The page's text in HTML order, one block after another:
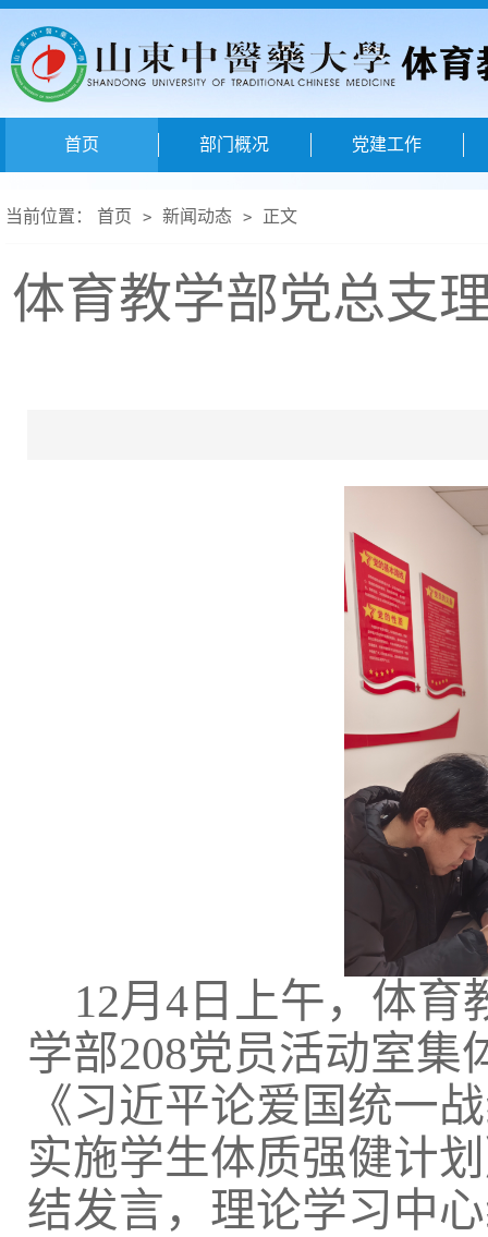
首页 部门概况 党建工作
当前位置： 首页 > 新闻动态 > 正文
体育教学部党总支
12月4日上午，体
学部208党员活动室集
《习近平论爱国统一
实施学生体质强健计
结发言，理论学习中